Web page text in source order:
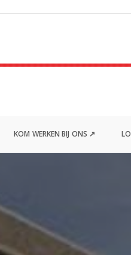
KOM WERKEN BIJ ONS ↗